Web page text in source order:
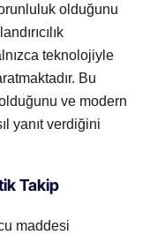
olduğunu
teknolojiyle
Bu
ve modern
yanıt verdiğini
Takip
maddesi